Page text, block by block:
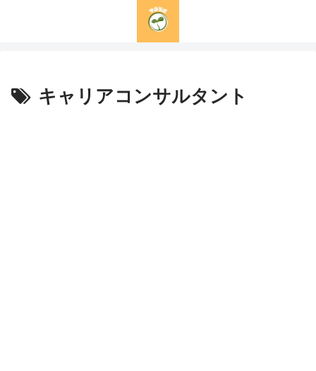
キャリアコンサルタント